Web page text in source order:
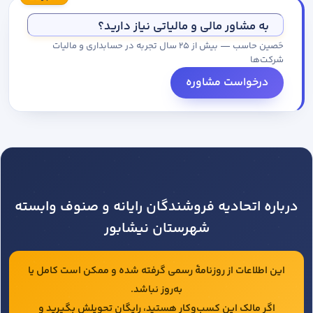
به مشاور مالی و مالیاتی نیاز دارید؟
حَصین حاسب — بیش از ۲۵ سال تجربه در حسابداری و مالیات
شرکت‌ها
درخواست مشاوره
درباره اتحادیه فروشندگان رایانه و صنوف وابسته
شهرستان نیشابور
این اطلاعات از روزنامهٔ رسمی گرفته شده و ممکن است کامل یا
به‌روز نباشد.
اگر مالک این کسب‌وکار هستید، رایگان تحویلش بگیرید و